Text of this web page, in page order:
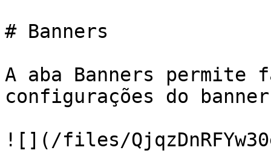
# Banners
A aba Banners permite
configurações do
![](/files/